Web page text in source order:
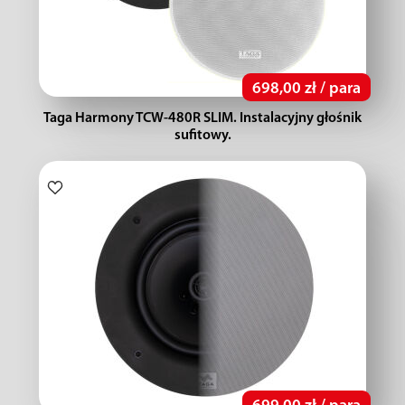
698,00 zł / para
Taga Harmony TCW-480R SLIM. Instalacyjny głośnik
sufitowy.